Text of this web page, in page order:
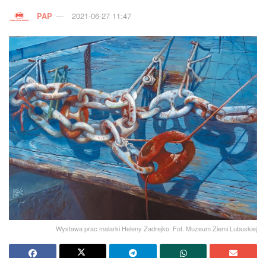
PAP 2021-06-27 11:47
Wystawa prac malarki Heleny Zadrejko. Fot. Muzeum Ziemi Lubuskiej